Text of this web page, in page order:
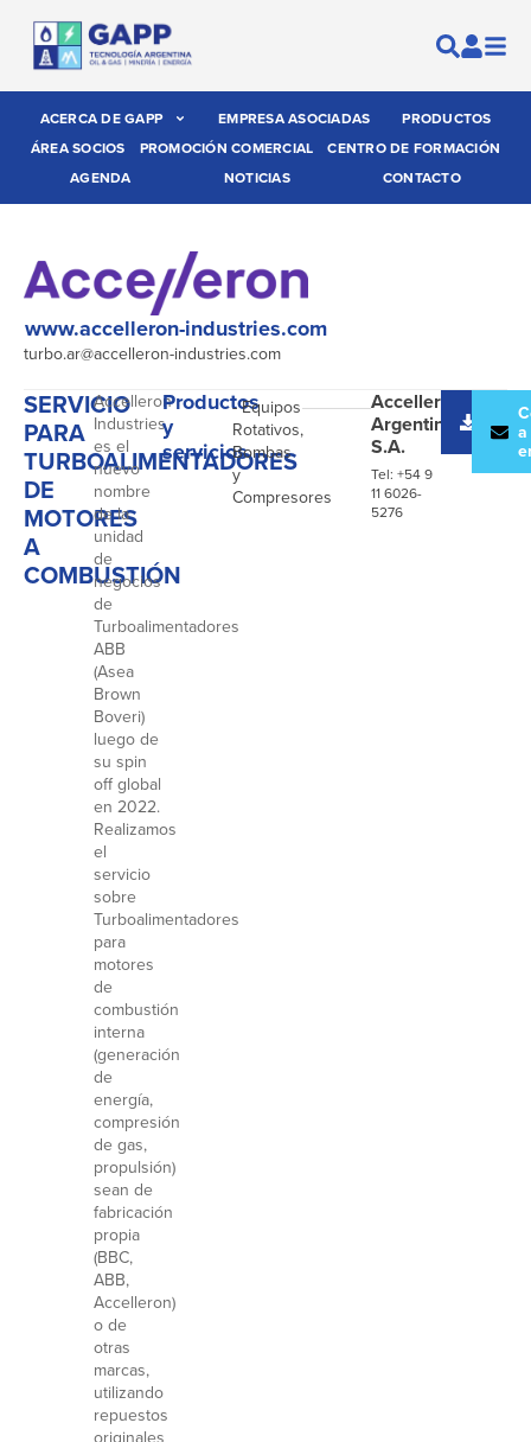
ACERCA DE GAPP EMPRESA ASOCIADAS
PRODUCTOS
ÁREA SOCIOS
PROMOCIÓN COMERCIAL
CENTRO DE FORMACIÓN
AGENDA
NOTICIAS CONTACTO
www.accelleron-industries.com
turbo.ar@accelleron-industries.com
SERVICIO
PARA
TURBOALIMENTADORES
DE
MOTORES
A
COMBUSTIÓN
Accelleron
Industries
es el
nuevo
nombre
de la
unidad
de
negocios
de
Turboalimentadores
ABB
(Asea
Brown
Boveri)
luego de
su spin
off global
en 2022.
Realizamos
el
servicio
sobre
Turboalimentadores
para
motores
de
combustión
interna
(generación
de
energía,
compresión
de gas,
propulsión)
sean de
fabricación
propia
(BBC,
ABB,
Accelleron)
o de
otras
marcas,
utilizando
repuestos
Productos
y
servicios
- Equipos
Rotativos,
Bombas
y
Compresores
Accelleron
Argentina
S.A.
Tel: +54 9
11 6026-
5276